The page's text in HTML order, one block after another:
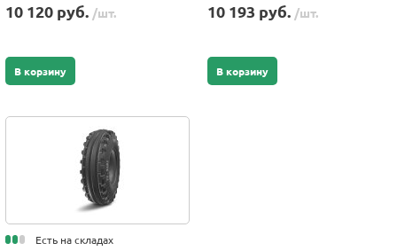
10 120 руб. /шт.
В корзину
10 193 руб. /шт.
В корзину
Есть на складах